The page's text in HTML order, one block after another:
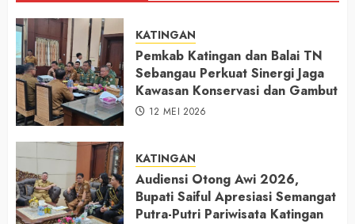
KATINGAN
Pemkab Katingan dan Balai TN
Sebangau Perkuat Sinergi Jaga
Kawasan Konservasi dan Gambut
12 MEI 2026
KATINGAN
Audiensi Otong Awi 2026,
Bupati Saiful Apresiasi Semangat
Putra-Putri Pariwisata Katingan